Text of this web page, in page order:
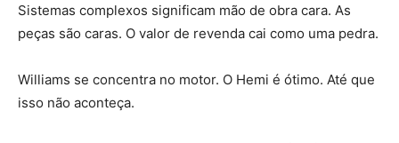
Sistemas complexos significam mão de obra cara. As
peças são caras. O valor de revenda cai como uma pedra.
Williams se concentra no motor. O Hemi é ótimo. Até que
isso não aconteça.